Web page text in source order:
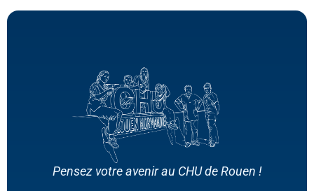
Pensez votre avenir au CHU de Rouen !